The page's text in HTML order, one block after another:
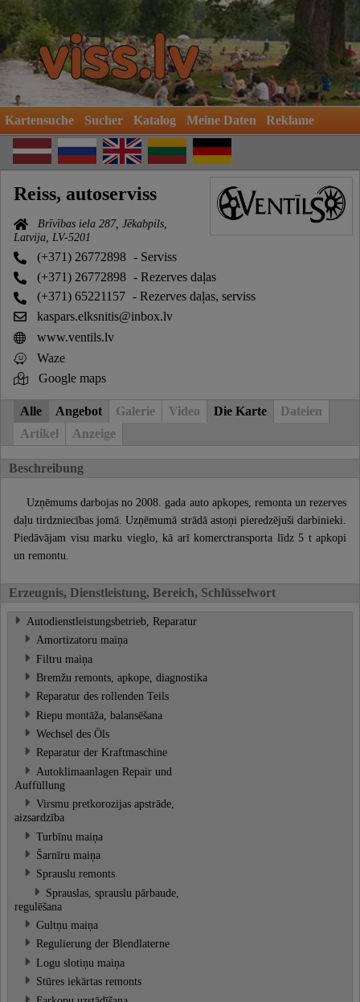
Kartensuche Sucher Katalog Meine Daten Reklame
Reiss, autoserviss
Brīvības iela 287, Jēkabpils,
Latvija, LV-5201
(+371) 26772898 - Serviss
(+371) 26772898 - Rezerves daļas
(+371) 65221157 - Rezerves daļas, serviss
kaspars.elksnitis@inbox.lv
www.ventils.lv
Waze
Google maps
Alle Angebot Galerie Video Die Karte
Dateien
Artikel
Anzeige
Beschreibung
Uzņēmums darbojas no 2008. gada auto apkopes, remonta un rezerves
daļu tirdzniecības jomā. Uzņēmumā strādā astoņi pieredzējuši darbinieki.
Piedāvājam visu marku vieglo, kā arī komerctransporta līdz 5 t apkopi
un remontu.
Erzeugnis, Dienstleistung, Bereich, Schlüsselwort
Autodienstleistungsbetrieb, Reparatur
Amortizatoru maiņa
Filtru maiņa
Bremžu remonts, apkope, diagnostika
Reparatur des rollenden Teils
Riepu montāža, balansēšana
Wechsel des Öls
Reparatur der Kraftmaschine
Autoklimaanlagen Repair und
Auffüllung
Virsmu pretkorozijas apstrāde,
aizsardzība
Turbīnu maiņa
Šarnīru maiņa
Sprauslu remonts
Sprauslas, sprauslu pārbaude,
regulēšana
Gultņu maiņa
Regulierung der Blendlaterne
Logu slotiņu maiņa
Stūres iekārtas remonts